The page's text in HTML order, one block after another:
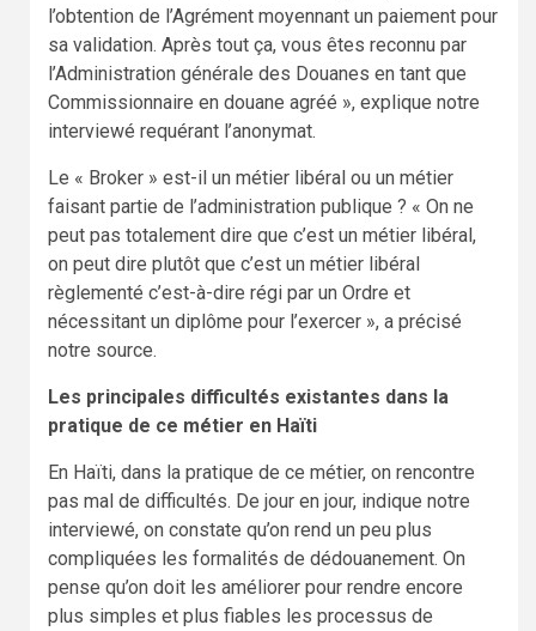
l’obtention de l’Agrément moyennant un paiement pour
sa validation. Après tout ça, vous êtes reconnu par
l’Administration générale des Douanes en tant que
Commissionnaire en douane agréé », explique notre
interviewé requérant l’anonymat.
Le « Broker » est-il un métier libéral ou un métier
faisant partie de l’administration publique ? « On ne
peut pas totalement dire que c’est un métier libéral,
on peut dire plutôt que c’est un métier libéral
règlementé c’est-à-dire régi par un Ordre et
nécessitant un diplôme pour l’exercer », a précisé
notre source.
Les principales difficultés existantes dans la
pratique de ce métier en Haïti
En Haïti, dans la pratique de ce métier, on rencontre
pas mal de difficultés. De jour en jour, indique notre
interviewé, on constate qu’on rend un peu plus
compliquées les formalités de dédouanement. On
pense qu’on doit les améliorer pour rendre encore
plus simples et plus fiables les processus de